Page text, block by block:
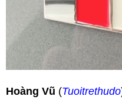
Hoàng Vũ (Tuoitrethudo